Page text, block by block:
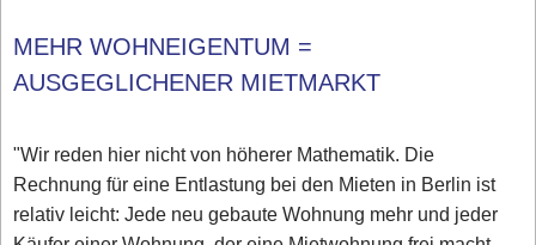
MEHR WOHNEIGENTUM =
AUSGEGLICHENER MIETMARKT
"Wir reden hier nicht von höherer Mathematik. Die
Rechnung für eine Entlastung bei den Mieten in Berlin ist
relativ leicht: Jede neu gebaute Wohnung mehr und jeder